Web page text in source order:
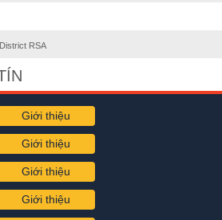
RSA
Giới thiệu
Giới thiệu
Giới thiệu
Giới thiệu